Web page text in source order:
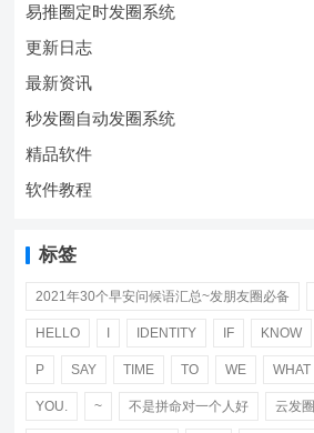
易推圈定时发圈系统
更新日志
最新资讯
秒发圈自动发圈系统
精品软件
软件教程
标签
2021年30个早安问候语汇总~发朋友圈必备
HELLO IDENTITY IF KNOW
P SAY TIME TO WE WHAT
YOU. ~ 不是拼命对一个人好 云发圈